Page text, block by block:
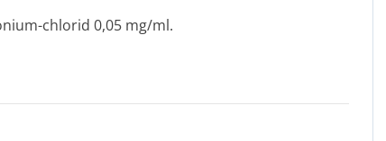
chlorid 0,05 mg/ml.